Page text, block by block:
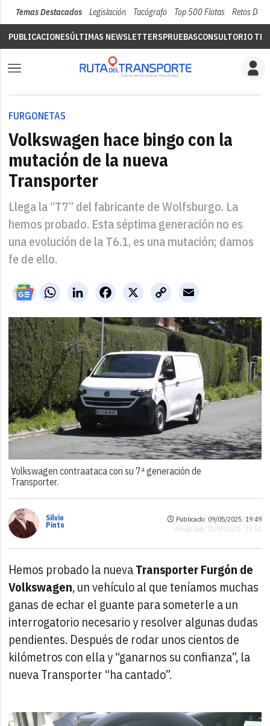
Temas Destacados Legislación Tacógrafo Top 500 Flotas Retos Del
PUBLICACIONESÚLTIMAS NEWSLETTERSPRUEBASCONSULTORIO
FURGONETAS
Volkswagen hace bingo con la
mutación de la nueva
Transporter
Llega la “T7” del fabricante de Wolfsburgo. La
hemos probado. Esta séptima generación no es
una evolución de la T6.1, es una mutación; damos
fe de ello.
WhatsAppLinkedIn X
Facebook
Copy
Link
Email
Volkswagen contraataca con su 7ª generación de
Transporter.
Silvio
Pinto
Publicado: 09/05/2025 ·19:49
Actualizado: 11/05/2025 · 22:51
Hemos probado la nuevaTransporter Furgón de
Volkswagen, un vehículo al que teníamos muchas
ganas de echar el guante para someterle a un
interrogatorio necesario y resolver algunas dudas
pendientes. Después de rodar unos cientos de
kilómetros con ella y “ganarnos su confianza”, la
nueva Transporter “ha cantado”.